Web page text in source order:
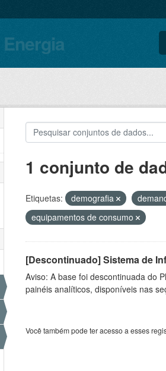
1 conjunto de
Etiquetas: demografia
equipamentos de consumo
[Descontinuado] Sistema de
Aviso: A base foi descontinuada do
painéis analíticos, disponíveis nas
Você também pode ter acesso a esses